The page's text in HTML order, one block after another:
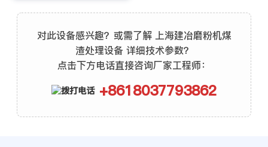
对此设备感兴趣？或需了解 上海建冶磨粉机煤
渣处理设备 详细技术参数？
点击下方电话直接咨询厂家工程师：
+8618037793862